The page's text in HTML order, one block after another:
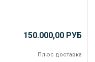
150.000,00 РУБ
Плюс доставка